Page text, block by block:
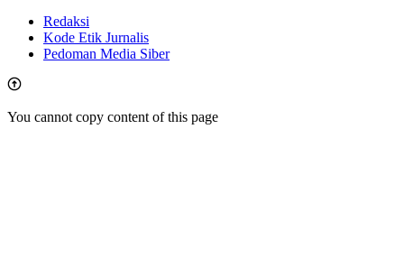
Redaksi
Kode Etik Jurnalis
Pedoman Media Siber
You cannot copy content of this page